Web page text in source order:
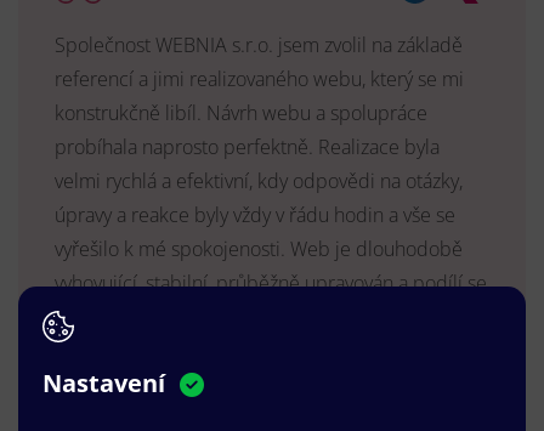
Společnost WEBNIA s.r.o. jsem zvolil na základě
referencí a jimi realizovaného webu, který se mi
konstrukčně libíl. Návrh webu a spolupráce
probíhala naprosto perfektně. Realizace byla
velmi rychlá a efektivní, kdy odpovědi na otázky,
úpravy a reakce byly vždy v řádu hodin a vše se
vyřešilo k mé spokojenosti. Web je dlouhodobě
vyhovující, stabilní, průběžně upravován a podílí se
na pozitivním vnímání naší značky.
MUDr. Radek Vyšohlíd
VENART s.r.o.
Nastavení